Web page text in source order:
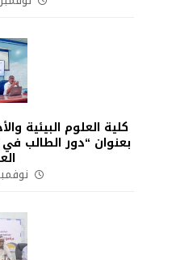
كلية العلوم البيئية
بعنوان “دور الطالب
نوفمبر 4,